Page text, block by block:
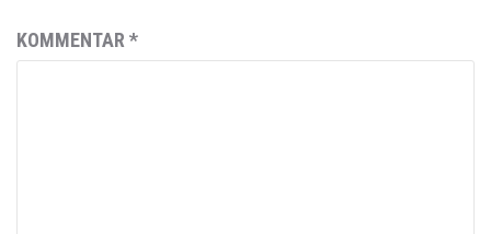
KOMMENTAR*